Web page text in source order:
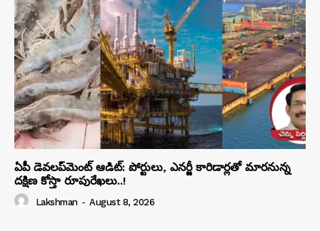
ఏపీ డెవలప్‌మెంట్ ఆడిట్: పోర్టులు, ఎనర్జీ కారిడార్లతో మారనున్న
దక్షిణ కోస్తా రూపురేఖలు..!
Lakshman - August 8, 2026